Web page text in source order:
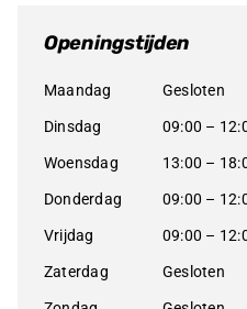
Openingstijden
Maandag Gesloten
Dinsdag 09:00 –
Woensdag 13:00 –
Donderdag 09:00 –
Vrijdag 09:00 –
Zaterdag Gesloten